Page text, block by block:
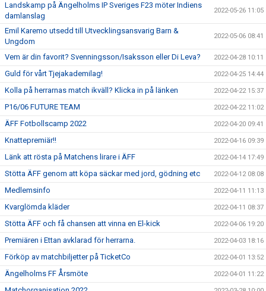
Landskamp på Ängelholms IP Sveriges F23 möter Indiens
damlanslag
2022-05-26 11:05
Emil Karemo utsedd till Utvecklingsansvarig Barn &
Ungdom
2022-05-06 08:41
Vem är din favorit? Svenningsson/Isaksson eller Di Leva? 2022-04-28 10:11
Guld för vårt Tjejakademilag! 2022-04-25 14:44
Kolla på herrarnas match ikväll? Klicka in på länken 2022-04-22 15:37
P16/06 FUTURE TEAM 2022-04-22 11:02
ÄFF Fotbollscamp 2022 2022-04-20 09:41
Knattepremiär!! 2022-04-16 09:39
Länk att rösta på Matchens lirare i ÄFF 2022-04-14 17:49
Stötta ÄFF genom att köpa säckar med jord, gödning etc 2022-04-12 08:08
Medlemsinfo 2022-04-11 11:13
Kvarglömda kläder 2022-04-11 08:37
Stötta ÄFF och få chansen att vinna en El-kick 2022-04-06 19:20
Premiären i Ettan avklarad för herrarna. 2022-04-03 18:16
Förköp av matchbiljetter på TicketCo 2022-04-01 13:52
Ängelholms FF Årsmöte 2022-04-01 11:22